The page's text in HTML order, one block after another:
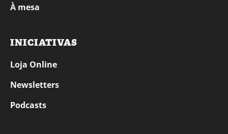
À mesa
INICIATIVAS
Loja Online
Newsletters
Podcasts